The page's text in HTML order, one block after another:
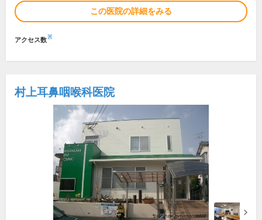
この医院の詳細をみる
アクセス数※
村上耳鼻咽喉科医院